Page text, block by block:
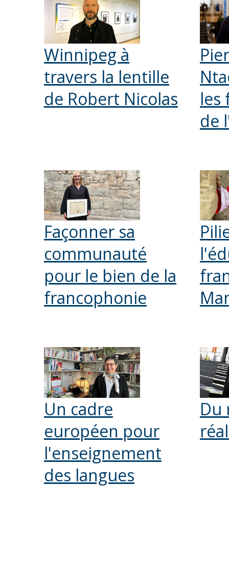
Winnipeg à
travers la lentille
de Robert Nicolas
les
de
Façonner sa
communauté
pour le bien de la
francophonie
Un cadre
européen pour
l'enseignement
des langues
Du